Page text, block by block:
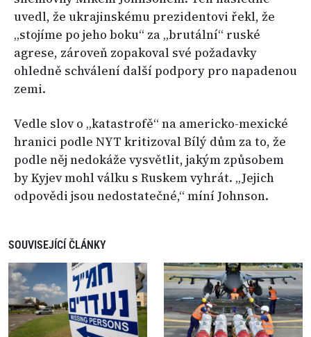
uvedl, že ukrajinskému prezidentovi řekl, že
„stojíme po jeho boku“ za „brutální“ ruské
agrese, zároveň zopakoval své požadavky
ohledně schválení další podpory pro napadenou
zemi.
Vedle slov o „katastrofě“ na americko-mexické
hranici podle NYT kritizoval Bílý dům za to, že
podle něj nedokáže vysvětlit, jakým způsobem
by Kyjev mohl válku s Ruskem vyhrát. „Jejich
odpovědi jsou nedostatečné,“ míní Johnson.
SOUVISEJÍCÍ ČLÁNKY